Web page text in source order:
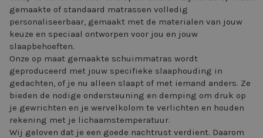
gemaakte of standaard matrassen volledig
personaliseerbaar, gemaakt met de materialen van jouw
keuze en speciaal ontworpen voor jou en jouw
slaapbehoeften.
Onze op maat gemaakte schuimmatras wordt
geproduceerd met jouw specifieke slaaphouding in
gedachten, of je nu alleen slaapt of met iemand anders. Ze
bieden de nodige ondersteuning en demping om druk op
je gewrichten en je wervelkolom te verlichten en houden
rekening met je lichaamstemperatuur.
Wij geloven dat je een goede nachtrust verdient. Daarom